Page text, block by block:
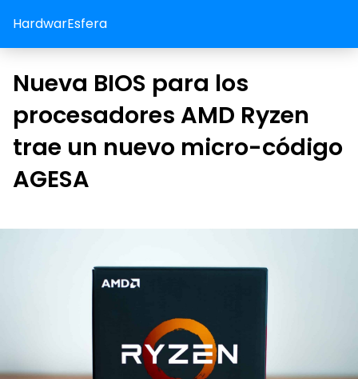
HardwarEsfera
Nueva BIOS para los
procesadores AMD Ryzen
trae un nuevo micro-código
AGESA